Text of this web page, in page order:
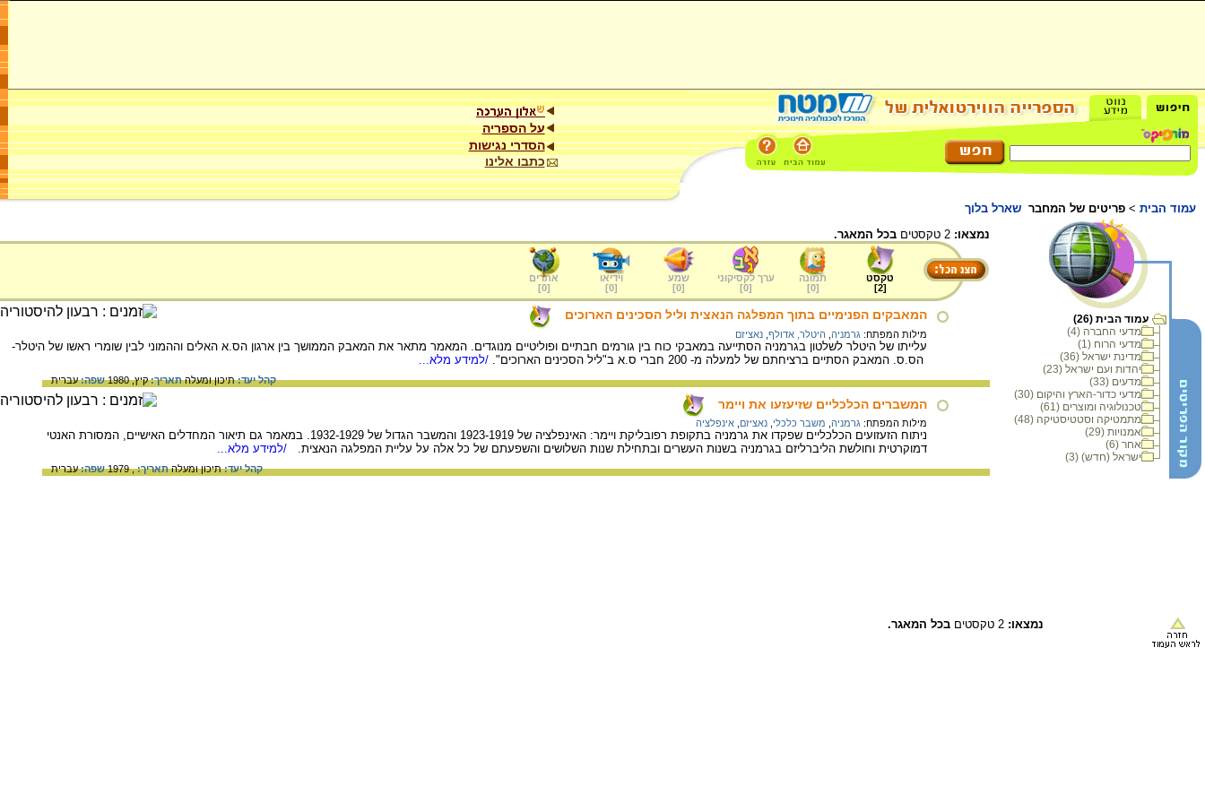
על הספריה
הסדרי נגישות
כתבו אלינו
עמוד הבית > פריטים של המחבר שארל בלוך
עמוד הבית (26)
מדעי החברה (4)
מדעי הרוח (1)
מדינת ישראל (36)
יהדות ועם ישראל (23)
מדעים (33)
מדעי כדור-הארץ והיקום (30)
טכנולוגיה ומוצרים (61)
מתמטיקה וסטטיסטיקה (48)
אמנויות (29)
אחר (6)
ישראל (חדש) (3)
נמצאו: בכל המאגר.
טקסט
[
2
]
תמונה
[
0
]
ערך לקסיקוני
[
0
]
שמע
[
0
]
וידיאו
[
0
]
אתרים
[
0
]
המאבקים הפנימיים בתוך המפלגה הנאצית וליל הסכינים הארוכים
מילות המפתח: גרמניה היטלר, אדולף נאציזם
עלייתו של היטלר לשלטון בגרמניה הסתייעה במאבקי כוח בין גורמים חבתיים ופוליטיים מנוגדים. המאמר מתאר את המאבק הממושך בין ארגון הס.א האלים וההמוני לבין שומרי ראשו של היטלר-
הס.ס. המאבק הסתיים ברציחתם של למעלה מ- 200 חברי ס.א ב"ליל הסכינים הארוכים".
/למידע מלא...
קהל יעד:תיכון ומעלהתאריך:קיץ, 1980 שפה:עברית
המשברים הכלכליים שזיעזעו את ויימר
מילות המפתח: גרמניה משבר כלכלי נאציזם אינפלציה
ניתוח הזעזועים הכלכליים שפקדו את גרמניה בתקופת רפובליקת ויימר: האינפלציה של 1923-1919 והמשבר הגדול של 1932-1929. במאמר גם תיאור המחדלים האישיים, המסורת האנטי
דמוקרטית וחולשת הליברליזם בגרמניה בשנות העשרים ובתחילת שנות השלושים והשפעתם של כל אלה על עליית המפלגה הנאצית.
/למידע מלא...
קהל יעד:תיכון ומעלהתאריך:, 1979 שפה:עברית
נמצאו: בכל המאגר.